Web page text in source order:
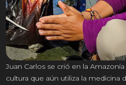
Juan Carlos se crió en la
cultura que aún utiliza la medicina